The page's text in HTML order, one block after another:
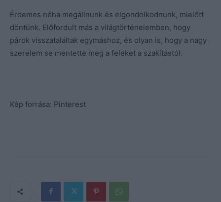
Érdemes néha megállnunk és elgondolkodnunk, mielőtt
döntünk. Előfordult más a világtörténelemben, hogy
párok visszataláltak egymáshoz, és olyan is, hogy a nagy
szerelem se mentette meg a feleket a szakítástól.
Kép forrása: Pinterest